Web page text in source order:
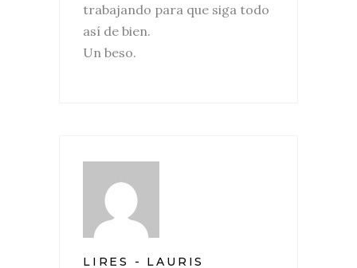
trabajando para que siga todo
así de bien.
Un beso.
LIRES - LAURIS